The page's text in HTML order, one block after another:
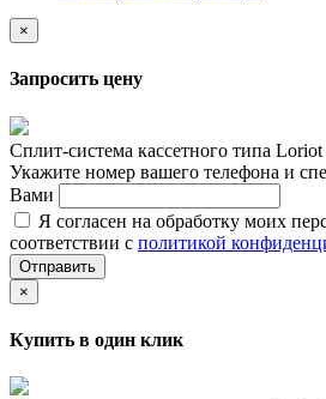
×
Запросить цену
Сплит-система кассетного типа
Укажите номер вашего телефона и
Вами
Я согласен на обработку моих
соответствии с политикой
Отправить
×
Купить в один клик